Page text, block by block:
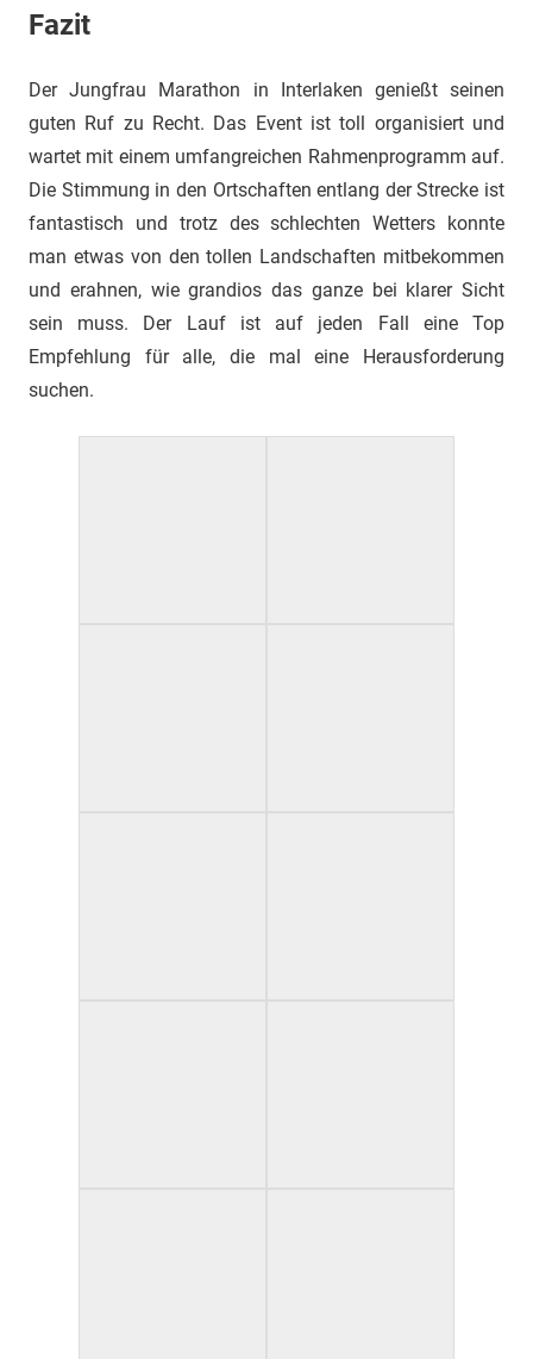
Fazit
Der Jungfrau Marathon in Interlaken genießt seinen
guten Ruf zu Recht. Das Event ist toll organisiert und
wartet mit einem umfangreichen Rahmenprogramm auf.
Die Stimmung in den Ortschaften entlang der Strecke ist
fantastisch und trotz des schlechten Wetters konnte
man etwas von den tollen Landschaften mitbekommen
und erahnen, wie grandios das ganze bei klarer Sicht
sein muss. Der Lauf ist auf jeden Fall eine Top
Empfehlung für alle, die mal eine Herausforderung
suchen.